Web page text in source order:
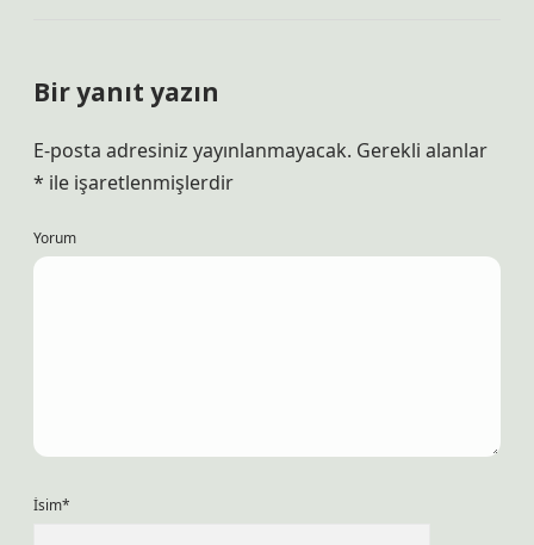
Bir yanıt yazın
E-posta adresiniz yayınlanmayacak. Gerekli alanlar
* ile işaretlenmişlerdir
Yorum
İsim*